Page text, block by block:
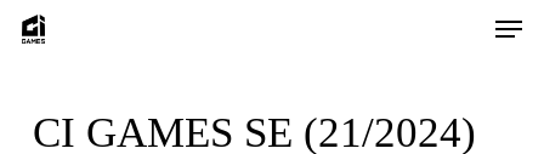
Skip
CI GAMES SE (21/2024)